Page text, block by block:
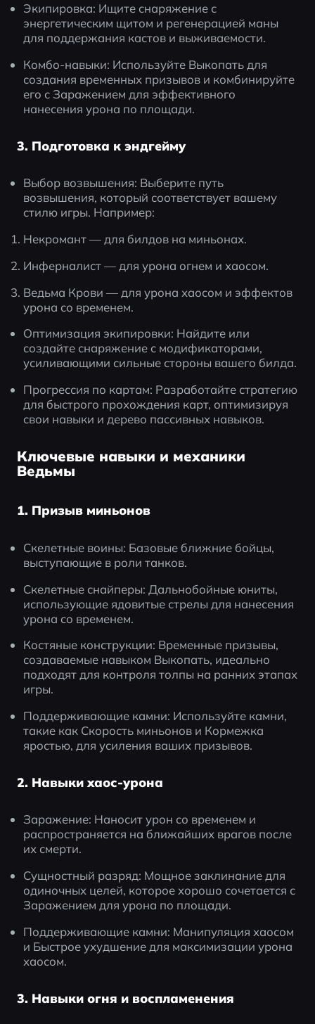
Экипировка: Ищите снаряжение с
энергетическим щитом и регенерацией маны
для поддержания кастов и выживаемости.
Комбо-навыки: Используйте Выкопать для
создания временных призывов и комбинируйте
его с Заражением для эффективного
нанесения урона по площади.
3. Подготовка к эндгейму
Выбор возвышения: Выберите путь
возвышения, который соответствует вашему
стилю игры. Например:
Некромант — для билдов на миньонах.
Инферналист — для урона огнем и хаосом.
Ведьма Крови — для урона хаосом и эффектов
урона со временем.
Оптимизация экипировки: Найдите или
создайте снаряжение с модификаторами,
усиливающими сильные стороны вашего билда.
Прогрессия по картам: Разработайте стратегию
для быстрого прохождения карт, оптимизируя
свои навыки и дерево пассивных навыков.
Ключевые навыки и механики
Ведьмы
1. Призыв миньонов
Скелетные воины: Базовые ближние бойцы,
выступающие в роли танков.
Скелетные снайперы: Дальнобойные юниты,
использующие ядовитые стрелы для нанесения
урона со временем.
Костяные конструкции: Временные призывы,
создаваемые навыком Выкопать, идеально
подходят для контроля толпы на ранних этапах
игры.
Поддерживающие камни: Используйте камни,
такие как Скорость миньонов и Кормежка
яростью, для усиления ваших призывов.
2. Навыки хаос-урона
Заражение: Наносит урон со временем и
распространяется на ближайших врагов после
их смерти.
Сущностный разряд: Мощное заклинание для
одиночных целей, которое хорошо сочетается с
Заражением для урона по площади.
Поддерживающие камни: Манипуляция хаосом
и Быстрое ухудшение для максимизации урона
хаосом.
3. Навыки огня и воспламенения